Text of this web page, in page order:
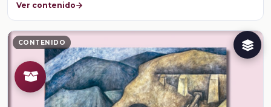
Ver contenido
CONTENIDO